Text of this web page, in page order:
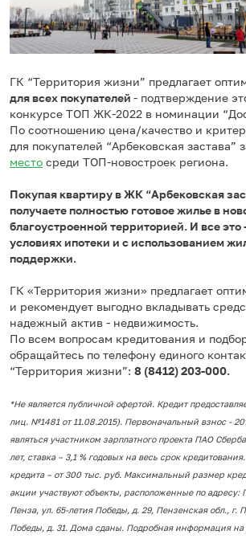
ГК “Территория жизни” предлагает
для всех покупателей - подтверждение
конкурсе ТОП ЖК-2022 в номинации
По соотношению цена/качество и
для покупателей “Арбековская застава”
место среди ТОП-новостроек региона.
Покупая квартиру в ЖК “Арбековская
получаете полностью готовое жилье в
благоустроенной территорией. И все
условиях ипотеки и с использованием
поддержки.
ГК «Территория жизни» предлагает
и рекомендует выгодно вкладывать
надежный актив - недвижимость.
По всем вопросам кредитования и
обращайтесь по телефону единого
“Территория жизни”: 8 (8412) 203-000.
*Не является публичной офертой. Кредит
лиц. №1481 от 11.08.2015). Первоначальный взнос -
являться участником зарплатного проекта ПАО
лет, ставка – 3,1 % годовых на весь срок
кредита – от 300 тыс. руб. Максимальный размер
акции участвуют объекты, расположенные по адресу:
Пенза, ул. 65-летия Победы, д. 29, Пензенская обл., г.
Победы, д. 31. Дома сданы. Подробная информация на